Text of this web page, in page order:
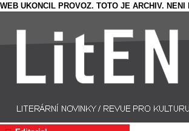
WEB UKONCIL PROVOZ. TOTO JE ARCHIV. NENI